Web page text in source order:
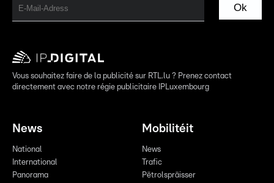
Ok
Vous souhaitez faire de la publicité sur RTL.lu ? Prenez contact
directement avec notre régie publicitaire IPLuxembourg
News
National
International
Panorama
Mobilitéit
News
Trafic
Pëtrolspräisser